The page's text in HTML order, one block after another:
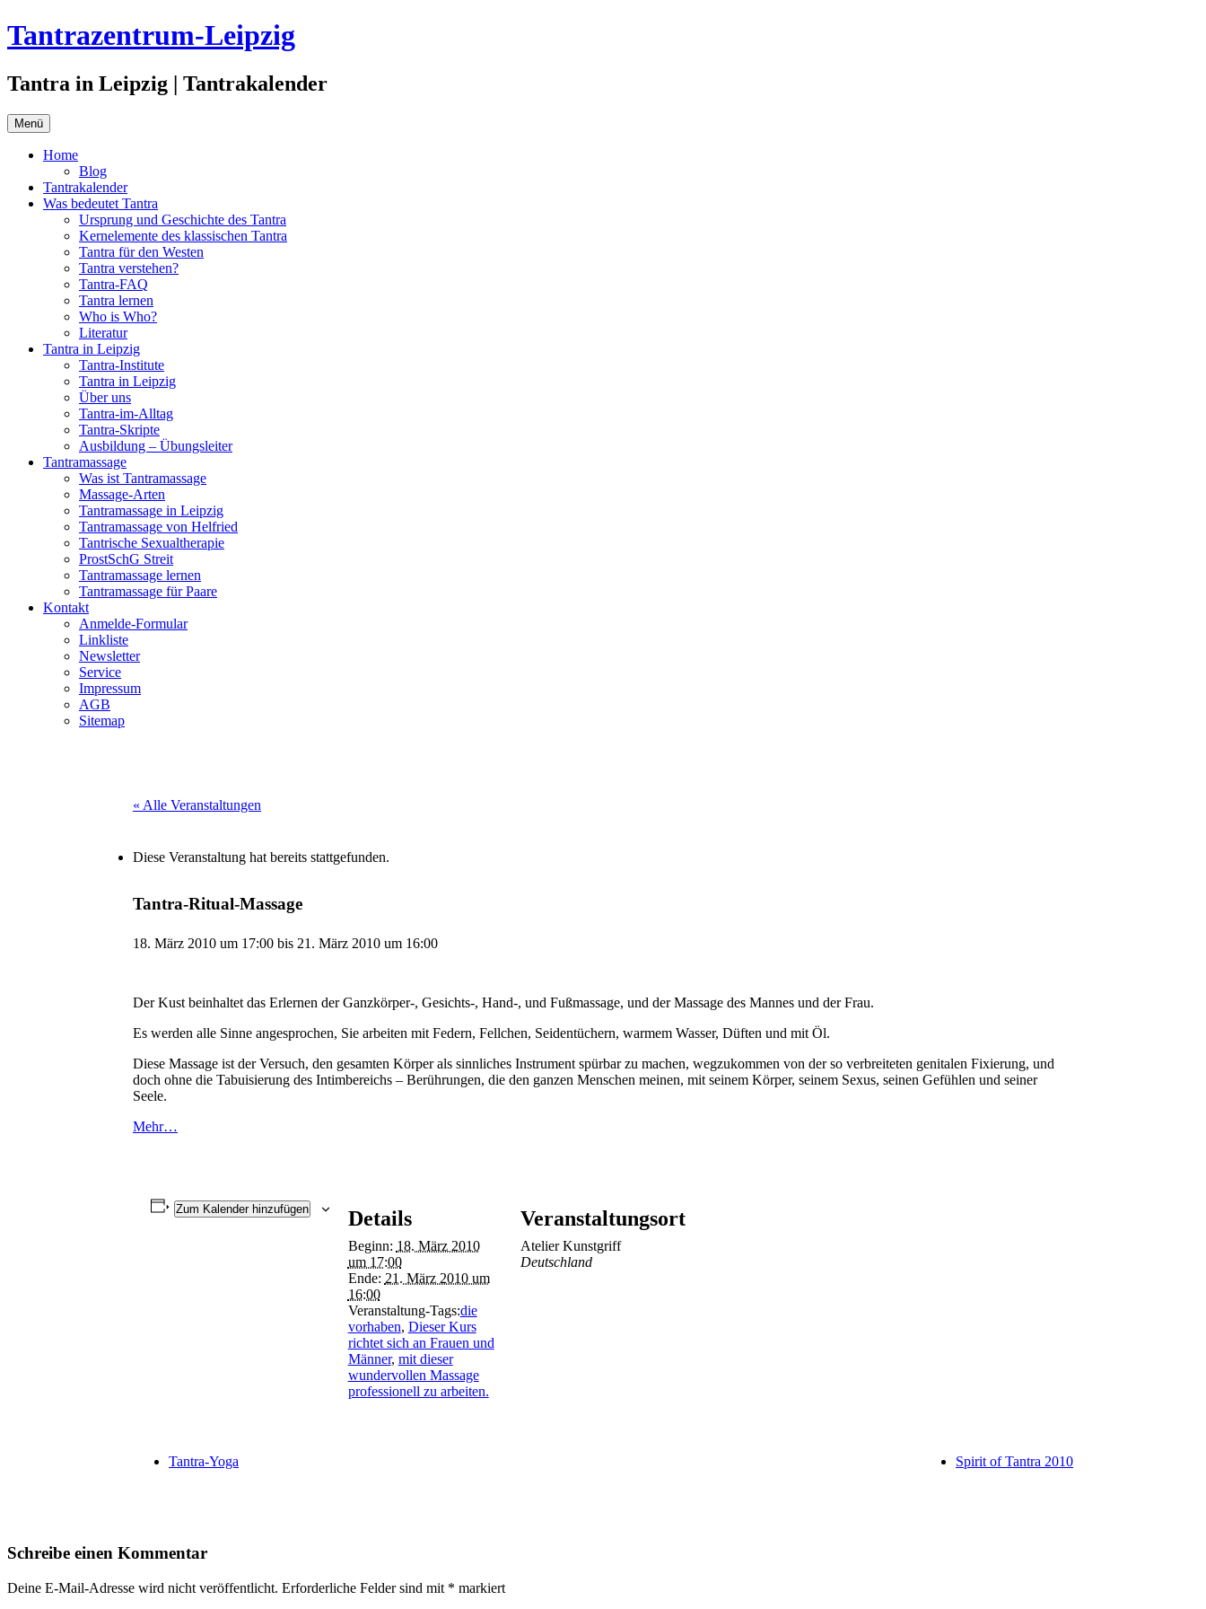
Zum
Inhalt
Tantrazentrum-Leipzig
Tantra in Leipzig | Tantrakalender
Menü
Home
Blog
Tantrakalender
Was bedeutet Tantra
Ursprung und Geschichte des Tantra
Kernelemente des klassischen Tantra
Tantra für den Westen
Tantra verstehen?
Tantra-FAQ
Tantra lernen
Who is Who?
Literatur
Tantra in Leipzig
Tantra-Institute
Tantra in Leipzig
Über uns
Tantra-im-Alltag
Tantra-Skripte
Ausbildung – Übungsleiter
Tantramassage
Was ist Tantramassage
Massage-Arten
Tantramassage in Leipzig
Tantramassage von Helfried
Tantrische Sexualtherapie
ProstSchG Streit
Tantramassage lernen
Tantramassage für Paare
Kontakt
Anmelde-Formular
Linkliste
Newsletter
Service
Impressum
AGB
Sitemap
« Alle Veranstaltungen
Diese Veranstaltung hat bereits stattgefunden.
Tantra-Ritual-Massage
18. März 2010 um 17:00 bis 21. März 2010 um 16:00
Der Kust beinhaltet das Erlernen der Ganzkörper-, Gesichts-, Hand-, und Fußmassage, und der Massage des Mannes und der Frau.
Es werden alle Sinne angesprochen, Sie arbeiten mit Federn, Fellchen, Seidentüchern, warmem Wasser, Düften und mit Öl.
Diese Massage ist der Versuch, den gesamten Körper als sinnliches Instrument spürbar zu machen, wegzukommen von der so verbreiteten genitalen Fixierung, und
doch ohne die Tabuisierung des Intimbereichs – Berührungen, die den ganzen Menschen meinen, mit seinem Körper, seinem Sexus, seinen Gefühlen und seiner
Seele.
Mehr…
Zum Kalender hinzufügen Details
Beginn: 18. März 2010
um 17:00
Ende: 21. März 2010 um
16:00
Veranstaltung-Tags:die
vorhaben, Dieser Kurs
richtet sich an Frauen und
Männer, mit dieser
wundervollen Massage
professionell zu arbeiten.
Veranstaltungsort
Atelier Kunstgriff
Deutschland
Tantra-Yoga Spirit of Tantra 2010
Schreibe einen Kommentar
Deine E-Mail-Adresse wird nicht veröffentlicht. Erforderliche Felder sind mit * markiert